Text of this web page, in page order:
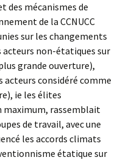
mécanismes de
de la CCNUCC
sur les changements
non-étatiques sur
grande ouverture),
acteurs considéré comme
ie les élites
maximum, rassemblait
de travail, avec une
les accords climats
étatique sur